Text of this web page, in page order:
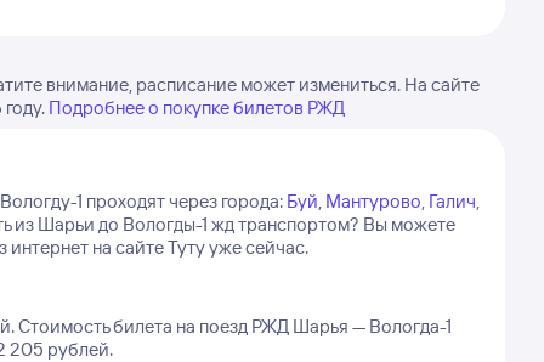
внимание, расписание может измениться. На сайте
Подробнее о покупке билетов РЖД
1 проходят через города: Буй, Мантурово, Галич,
из Шарьи до Вологды-1 жд транспортом? Вы можете
на сайте Туту уже сейчас.
Стоимость билета на поезд РЖД Шарья — Вологда-1
205 рублей.